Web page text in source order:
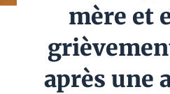
mère et
après une